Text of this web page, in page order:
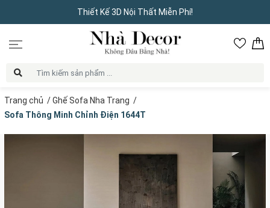
Thiết Kế 3D Nội Thất Miễn Phí!
Trang chủ /Ghế Sofa Nha Trang /
Sofa Thông Minh Chỉnh Điện 1644T